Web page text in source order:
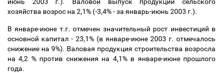
хозяйства возрос на 2,1% (-3,4% - за январь-июнь 2003 г.).
В январе-июне т.г. отмечен значительный рост инвестиций в
основной капитал - 23,1% (в январе-июне 2003 г. отмечалось
снижение на 9%). Валовая продукция строительства возросла
на 4,2 % против снижения на 4,1% в январе-июне прошлого
года.